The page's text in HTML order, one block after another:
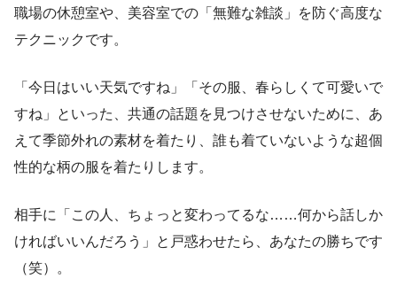
職場の休憩室や、美容室での「無難な雑談」を防ぐ高度な
テクニックです。
「今日はいい天気ですね」「その服、春らしくて可愛いで
すね」といった、共通の話題を見つけさせないために、あ
えて季節外れの素材を着たり、誰も着ていないような超個
性的な柄の服を着たりします。
相手に「この人、ちょっと変わってるな……何から話しか
ければいいんだろう」と戸惑わせたら、あなたの勝ちです
（笑）。